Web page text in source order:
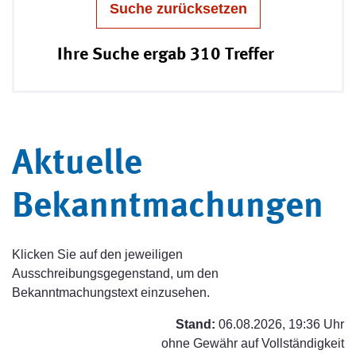
Suche zurücksetzen
Ihre Suche ergab 310 Treffer
Aktuelle
Bekanntmachungen
Klicken Sie auf den jeweiligen
Ausschreibungsgegenstand, um den
Bekanntmachungstext einzusehen.
Stand: 06.08.2026, 19:36 Uhr
ohne Gewähr auf Vollständigkeit